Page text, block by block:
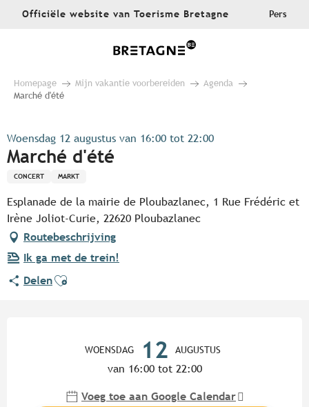
AllerOfficiële website van Toerisme Bretagne Pers
Homepage Mijn vakantie voorbereiden
Agenda
Marché d'été
Woensdag 12 augustus van 16:00 tot 22:00
Marché d'été
CONCERT MARKT
Esplanade de la mairie de Ploubazlanec, 1 Rue Frédéric et
Irène Joliot-Curie, 22620 Ploubazlanec
Routebeschrijving
Ik ga met de trein!
DelenAjouter aux favoris
WOENSDAG 12 AUGUSTUS
van 16:00 tot 22:00
Voeg toe aan Google Calendar